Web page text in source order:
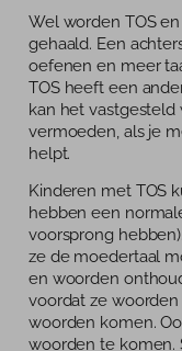
Wel worden TOS
gehaald. Een
oefenen en meer
TOS heeft een
kan het vastgesteld
vermoeden, als je
helpt.
Kinderen met TOS
hebben een
voorsprong
ze de moedertaal
en woorden
voordat ze
woorden komen.
woorden te komen.